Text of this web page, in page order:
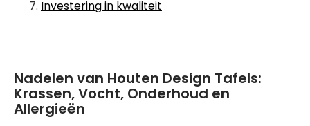
Investering in kwaliteit
Nadelen van Houten Design Tafels:
Krassen, Vocht, Onderhoud en
Allergieën